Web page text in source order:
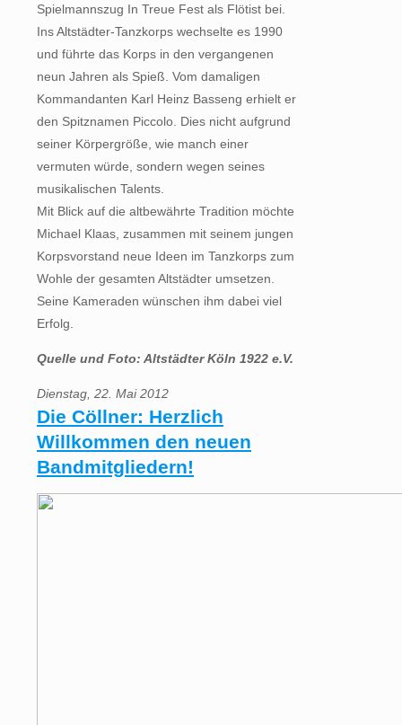
Spielmannszug In Treue Fest als Flötist bei.
Ins Altstädter-Tanzkorps wechselte es 1990
und führte das Korps in den vergangenen
neun Jahren als Spieß. Vom damaligen
Kommandanten Karl Heinz Basseng erhielt er
den Spitznamen Piccolo. Dies nicht aufgrund
seiner Körpergröße, wie manch einer
vermuten würde, sondern wegen seines
musikalischen Talents.
Mit Blick auf die altbewährte Tradition möchte
Michael Klaas, zusammen mit seinem jungen
Korpsvorstand neue Ideen im Tanzkorps zum
Wohle der gesamten Altstädter umsetzen.
Seine Kameraden wünschen ihm dabei viel
Erfolg.
Quelle und Foto: Altstädter Köln 1922 e.V.
Dienstag, 22. Mai 2012
Die Cöllner: Herzlich
Willkommen den neuen
Bandmitgliedern!